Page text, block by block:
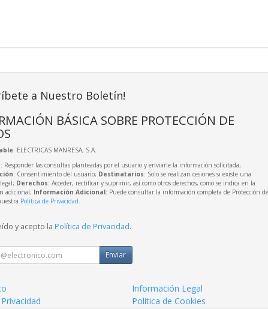
a Nuestro Boletín!
BÁSICA SOBRE PROTECCIÓN DE
: ELECTRICAS MANRESA, S.A.
: Responder las consultas planteadas por el usuario y enviarle la información solicitada;
: Consentimiento del usuario; Destinatarios: Solo se realizan cesiones si existe una
Derechos: Acceder, rectificar y suprimir, así como otros derechos, como se indica en la
adicional; Información Adicional: Puede consultar la información completa de Protección de
Política de Privacidad.
y acepto la Política de Privacidad.
Enviar
Información Legal
Política de Cookies